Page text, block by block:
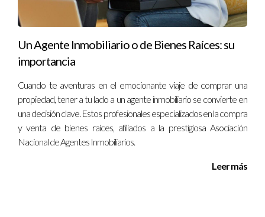
Un Agente Inmobiliario o de Bienes Raíces: su
importancia
Cuando te aventuras en el emocionante viaje de comprar una
propiedad, tener a tu lado a un agente inmobiliario se convierte en
una decisión clave. Estos profesionales especializados en la compra
y venta de bienes raíces, afiliados a la prestigiosa Asociación
Nacional de Agentes Inmobiliarios.
Leer más